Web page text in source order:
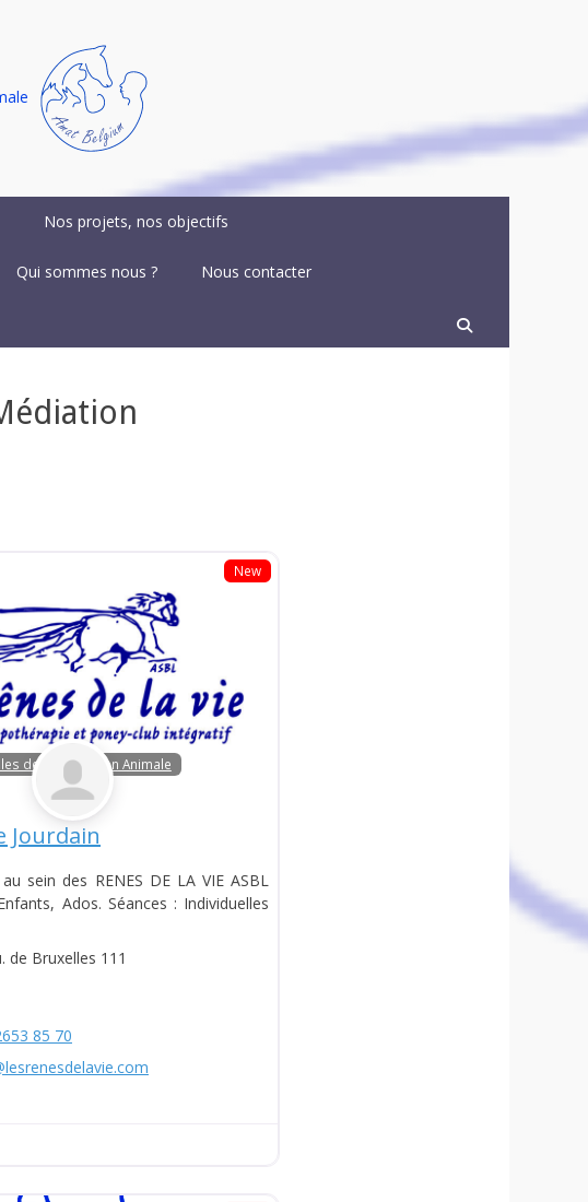
Nos projets, nos objectifs
Qui sommes nous ? Nous contacter
New
de la Médiation Animale
Jourdain
sein des RENES DE LA VIE ASBL
Ados. Séances : Individuelles
de Bruxelles 111
85 70
lesrenesdelavie.com